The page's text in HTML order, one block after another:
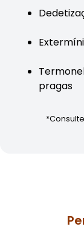
pragas